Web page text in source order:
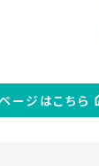
ージはこちら